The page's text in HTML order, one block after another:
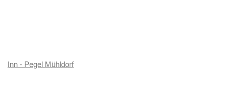
Inn - Pegel Mühldorf